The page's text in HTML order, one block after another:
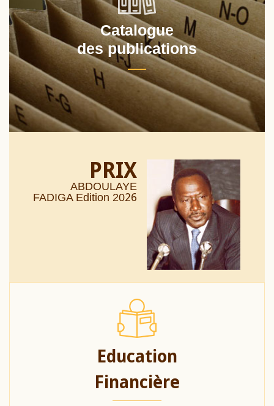
Catalogue
des publications
PRIX
ABDOULAYE
FADIGA Edition 2026
Education
Financière